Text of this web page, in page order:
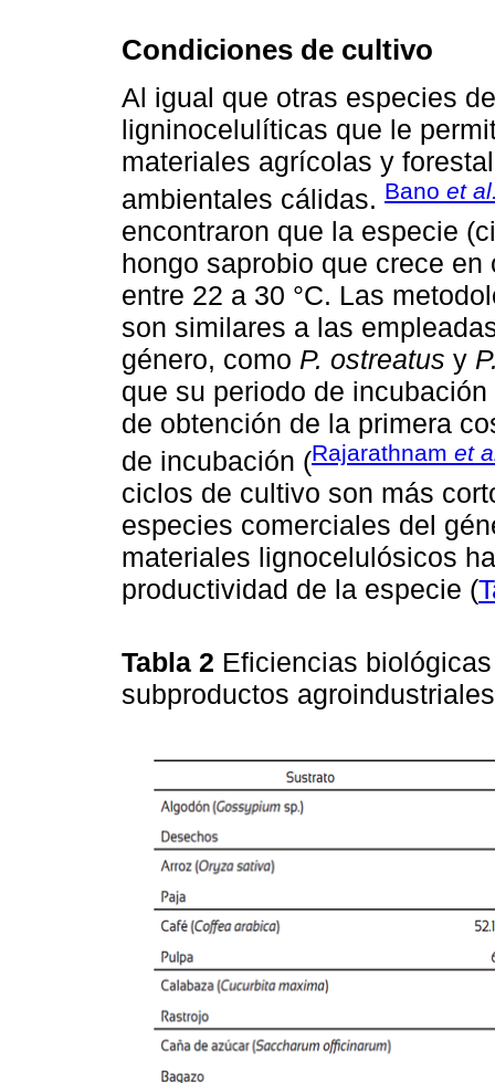
Condiciones de cultivo
Al igual que otras especies
ligninocelulíticas que le
materiales agrícolas y
ambientales cálidas. Bano et
encontraron que la especie
hongo saprobio que crece
entre 22 a 30 °C. Las
son similares a las
género, como P. ostreatus y
que su periodo de
de obtención de la primera
de incubación (Rajarathnam et
ciclos de cultivo son más
especies comerciales del
materiales lignocelulósicos
productividad de la especie (
Tabla 2 Eficiencias
subproductos